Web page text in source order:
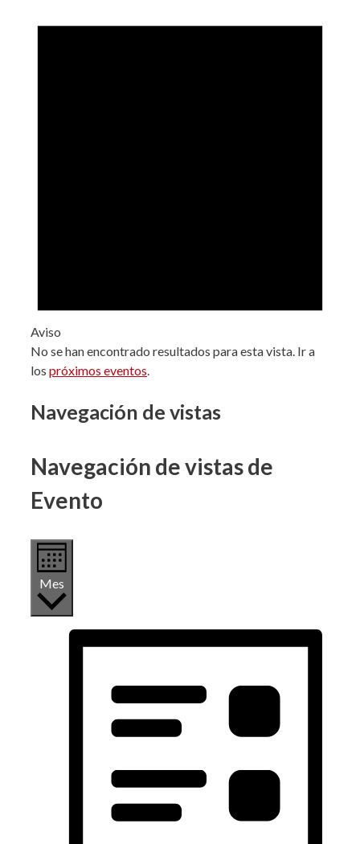
Aviso
No se han encontrado resultados para esta vista. Ir a
los próximos eventos.
Navegación de vistas
Navegación de vistas de
Evento
Mes